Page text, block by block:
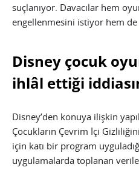
suçlanıyor. Davacılar hem
engellenmesini istiyor hem
Disney çocuk
ihlâl ettiği
Disney’den konuya ilişkin
Çocukların Çevrim İçi
için katı bir program
uygulamalarda toplanan